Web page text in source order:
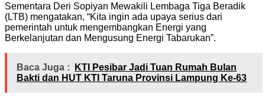
Sementara Deri Sopiyan Mewakili Lembaga Tiga Beradik
(LTB) mengatakan, “Kita ingin ada upaya serius dari
pemerintah untuk mengembangkan Energi yang
Berkelanjutan dan Mengusung Energi Tabarukan”.
Baca Juga :
KTI Pesibar Jadi Tuan Rumah Bulan
Bakti dan HUT KTI Taruna Provinsi Lampung Ke-63